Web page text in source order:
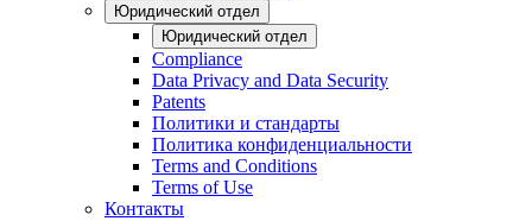
Юридический отдел
Юридический отдел
Compliance
Data Privacy and Data Security
Patents
Политики и стандарты
Политика конфиденциальности
Terms and Conditions
Terms of Use
Контакты